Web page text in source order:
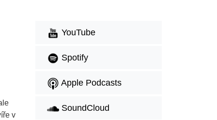
v
YouTube
Spotify
Apple Podcasts
SoundCloud